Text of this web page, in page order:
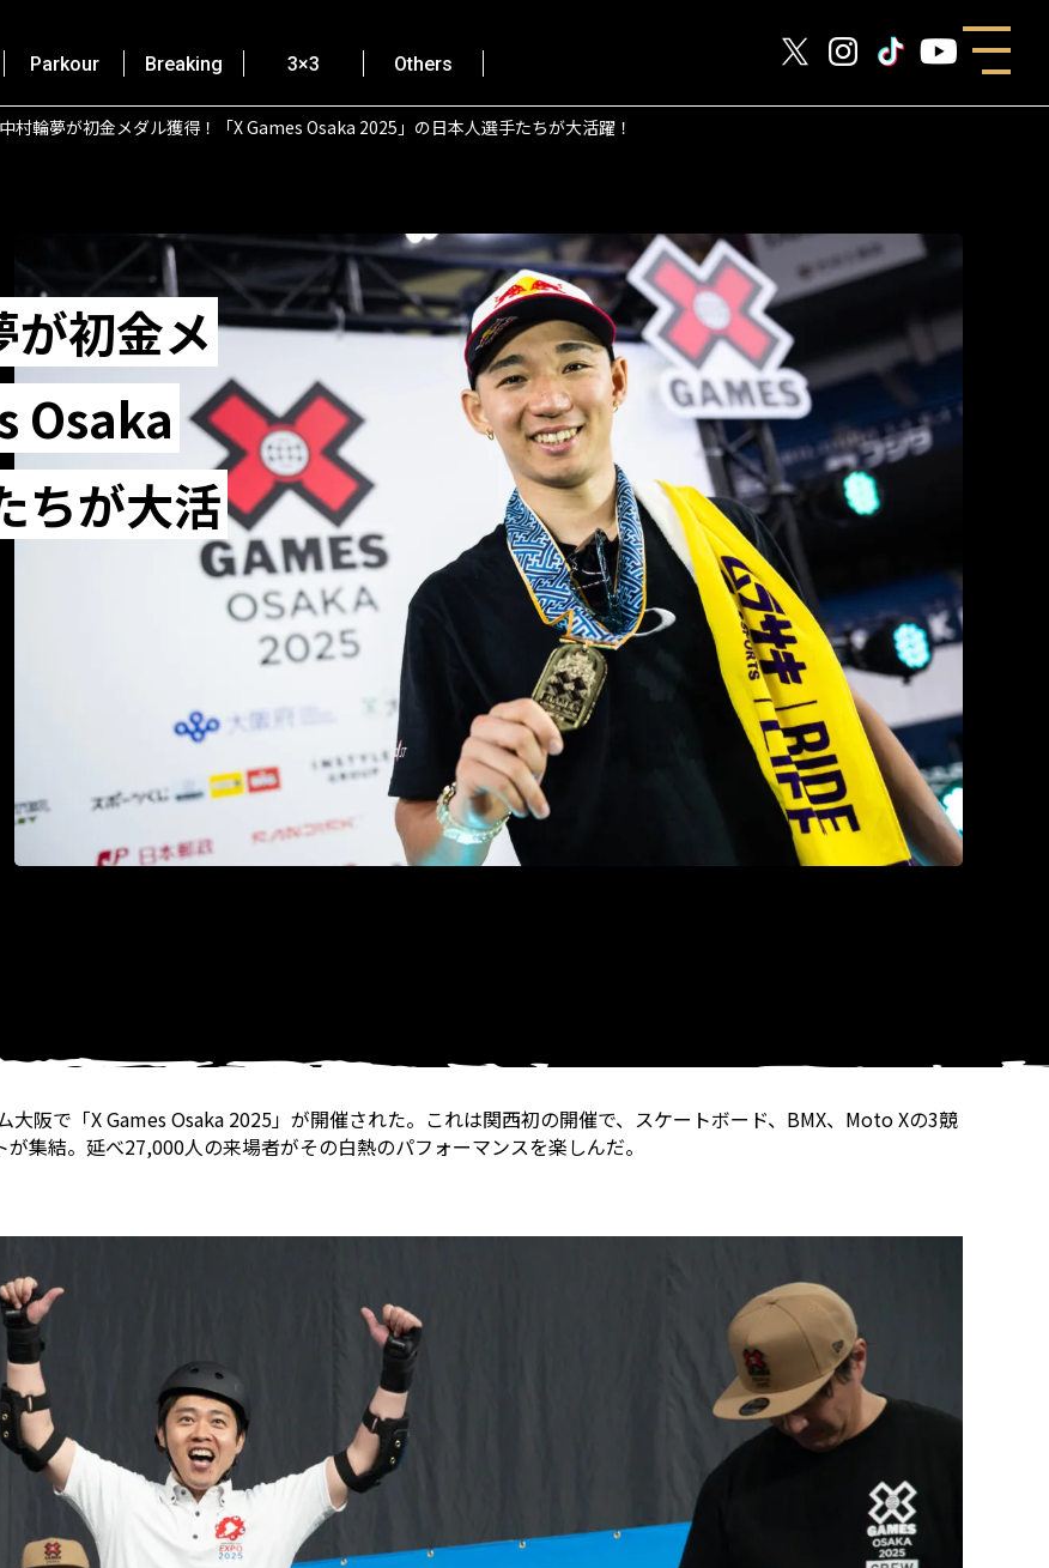
Parkour Breaking 3×3 Others
村輪夢が初金メダル獲得！「X Games Osaka 2025」の日本人選手たちが大活躍！
が初金メ
Osaka
ちが大活
阪で「X Games Osaka 2025」が開催された。これは関西初の開催で、スケートボード、BMX、Moto Xの3競
集結。延べ27,000人の来場者がその白熱のパフォーマンスを楽しんだ。